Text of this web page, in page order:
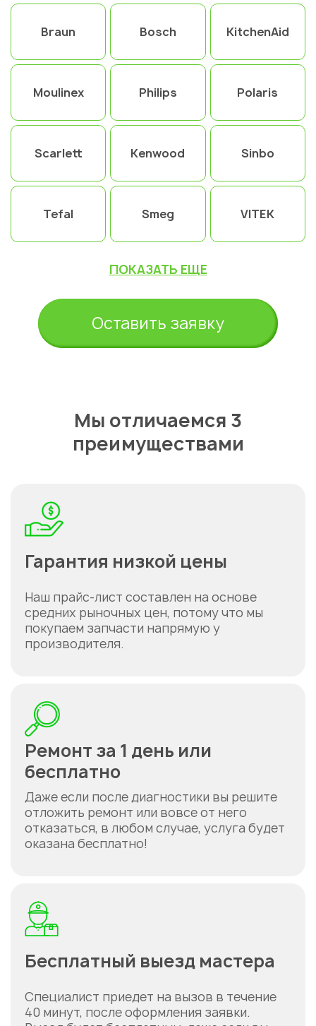
Braun Bosch KitchenAid
Moulinex Philips Polaris
Scarlett Kenwood Sinbo
Tefal Smeg VITEK
ПОКАЗАТЬ ЕЩЕ
Оставить заявку
Мы отличаемся 3
преимуществами
Гарантия низкой цены
Наш прайс-лист составлен на основе
средних рыночных цен, потому что мы
покупаем запчасти напрямую у
производителя.
Ремонт за 1 день или
бесплатно
Даже если после диагностики вы решите
отложить ремонт или вовсе от него
отказаться, в любом случае, услуга будет
оказана бесплатно!
Бесплатный выезд мастера
Специалист приедет на вызов в течение
40 минут, после оформления заявки.
Укажите из какого вы
города